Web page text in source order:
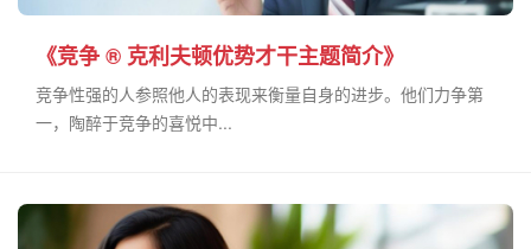
《竞争 ® 克利夫顿优势才干主题简介》
竞争性强的人参照他人的表现来衡量自身的进步。他们力争第
一，陶醉于竞争的喜悦中...